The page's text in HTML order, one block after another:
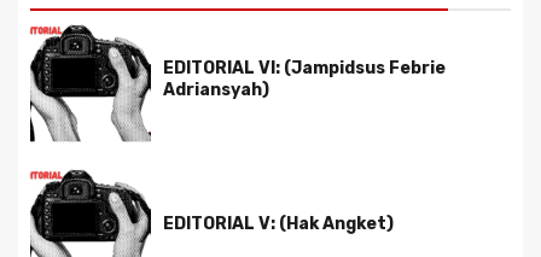
EDITORIAL VI: (Jampidsus Febrie
Adriansyah)
EDITORIAL V: (Hak Angket)